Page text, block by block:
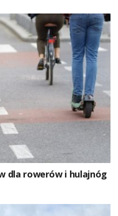
dla rowerów i hulajnóg